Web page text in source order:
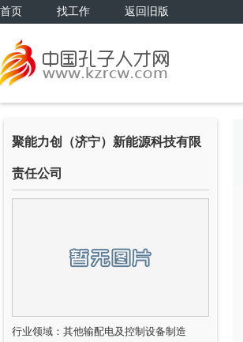
首页 找工作 返回旧版
聚能力创（济宁）新能源科技有限
责任公司
行业领域：其他输配电及控制设备制造